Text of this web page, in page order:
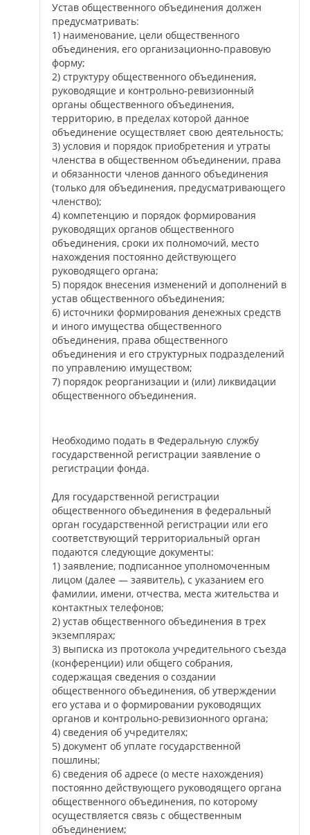
Устав общественного объединения должен
предусматривать:
1) наименование, цели общественного
объединения, его организационно-правовую
форму;
2) структуру общественного объединения,
руководящие и контрольно-ревизионный
органы общественного объединения,
территорию, в пределах которой данное
объединение осуществляет свою деятельность;
3) условия и порядок приобретения и утраты
членства в общественном объединении, права
и обязанности членов данного объединения
(только для объединения, предусматривающего
членство);
4) компетенцию и порядок формирования
руководящих органов общественного
объединения, сроки их полномочий, место
нахождения постоянно действующего
руководящего органа;
5) порядок внесения изменений и дополнений в
устав общественного объединения;
6) источники формирования денежных средств
и иного имущества общественного
объединения, права общественного
объединения и его структурных подразделений
по управлению имуществом;
7) порядок реорганизации и (или) ликвидации
общественного объединения.
Необходимо подать в Федеральную службу
государственной регистрации заявление о
регистрации фонда.
Для государственной регистрации
общественного объединения в федеральный
орган государственной регистрации или его
соответствующий территориальный орган
подаются следующие документы:
1) заявление, подписанное уполномоченным
лицом (далее — заявитель), с указанием его
фамилии, имени, отчества, места жительства и
контактных телефонов;
2) устав общественного объединения в трех
экземплярах;
3) выписка из протокола учредительного съезда
(конференции) или общего собрания,
содержащая сведения о создании
общественного объединения, об утверждении
его устава и о формировании руководящих
органов и контрольно-ревизионного органа;
4) сведения об учредителях;
5) документ об уплате государственной
пошлины;
6) сведения об адресе (о месте нахождения)
постоянно действующего руководящего органа
общественного объединения, по которому
осуществляется связь с общественным
объединением;